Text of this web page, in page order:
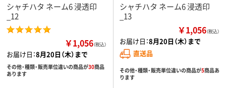
シャチハタ ネーム6 浸透印
_12
￥1,056（税込）
お届け日：8月20日（木）まで
その他・種類・販売単位違いの商品が30商品
あります
シャチハタ ネーム6 浸透印
_13
￥1,056（税込）
お届け日：8月20日（木）まで
直送品
その他・種類・販売単位違いの商品が5商品あ
ります